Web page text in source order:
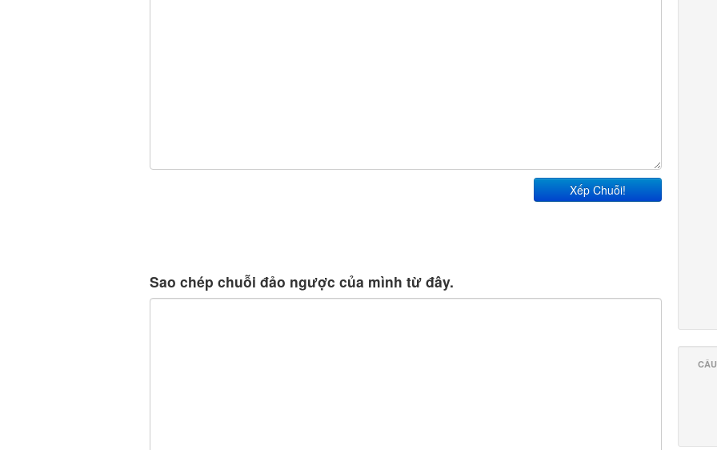
Xếp Chuỗi!
Sao chép chuỗi đảo ngược của mình từ đây.